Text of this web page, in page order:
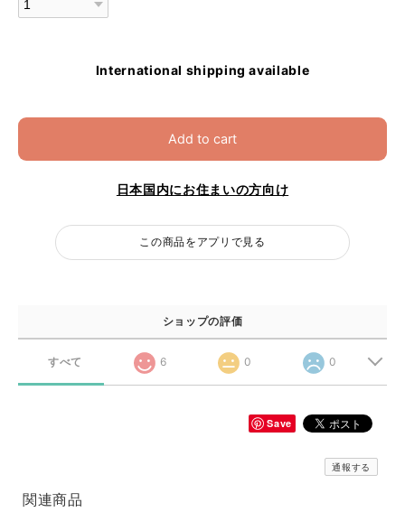
International shipping available
Add to cart
日本国内にお住まいの方向け
この商品をアプリで見る
ショップの評価
すべて 6 0 0
Save
通報する
関連商品